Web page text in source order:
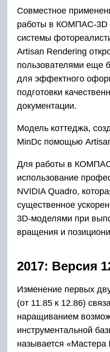
Совместное
работы в КОМПАС-3D
системы
Artisan Rendering
пользователями еще
для эффектного
подготовки
документации.
Модель коттеджа,
MinDc помощью
Для работы в
использование
NVIDIA Quadro,
существенное
3D-моделями при
вращения и
2017: Версия
Изменение первых
(от 11.85 к 12.86)
наращиванием
инструментальной
называется